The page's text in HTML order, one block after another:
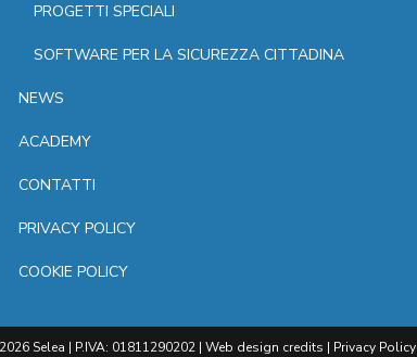
PROGETTI SPECIALI
SOFTWARE PER LA SICUREZZA CITTADINA
NEWS
ACADEMY
CONTATTI
PRIVACY POLICY
COOKIE POLICY
Selea | P.IVA: 01811290202 | Web design credits | Privacy Policy